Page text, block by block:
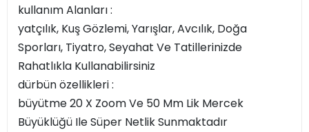
kullanım Alanları :
yatçılık, Kuş Gözlemi, Yarışlar, Avcılık, Doğa
Sporları, Tiyatro, Seyahat Ve Tatillerinizde
Rahatlıkla Kullanabilirsiniz
dürbün özellikleri :
büyütme 20 X Zoom Ve 50 Mm Lik Mercek
Büyüklüğü Ile Süper Netlik Sunmaktadır